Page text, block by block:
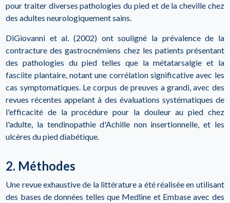
pour traiter diverses pathologies du pied et de la cheville chez
des adultes neurologiquement sains.
DiGiovanni et al. (2002) ont souligné la prévalence de la
contracture des gastrocnémiens chez les patients présentant
des pathologies du pied telles que la métatarsalgie et la
fasciite plantaire, notant une corrélation significative avec les
cas symptomatiques. Le corpus de preuves a grandi, avec des
revues récentes appelant à des évaluations systématiques de
l'efficacité de la procédure pour la douleur au pied chez
l'adulte, la tendinopathie d'Achille non insertionnelle, et les
ulcères du pied diabétique.
2. Méthodes
Une revue exhaustive de la littérature a été réalisée en utilisant
des bases de données telles que Medline et Embase avec des